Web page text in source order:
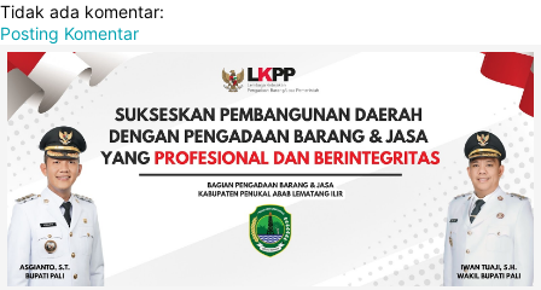
Tidak ada komentar:
Posting Komentar